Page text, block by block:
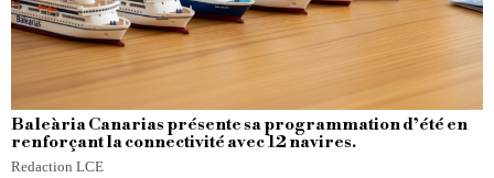
Baleària Canarias présente sa programmation d’été en
renforçant la connectivité avec 12 navires.
Redaction LCE